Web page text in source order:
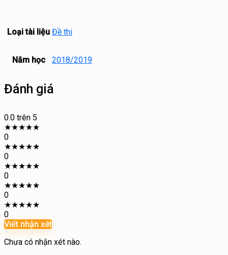
Loại tài liệu Đề thi
Năm học 2018/2019
Đánh giá
0.0 trên 5
★★★★★
0
★★★★★
0
★★★★★
0
★★★★★
0
★★★★★
0
Viết nhận xét
Chưa có nhận xét nào.